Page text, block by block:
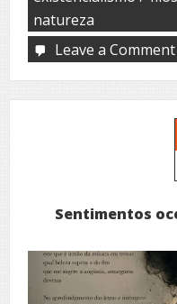
natureza
Leave a Comment
Sentimentos